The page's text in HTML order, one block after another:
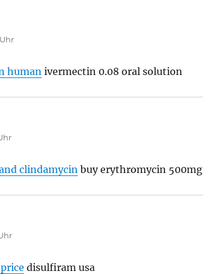
human ivermectin 0.08 oral solution
clindamycinbuy erythromycin 500mg
disulfiram usa